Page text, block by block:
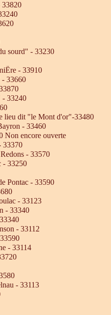
33820
sourd" - 33230
- 33910
- 33660
- 33240
lieu dit "le Mont d'or"-33480
- 33460
Non encore ouverte
33370
- 33570
- 33250
Pontac - 33590
- 33123
- 33340
- 33112
- 33114
- 33113